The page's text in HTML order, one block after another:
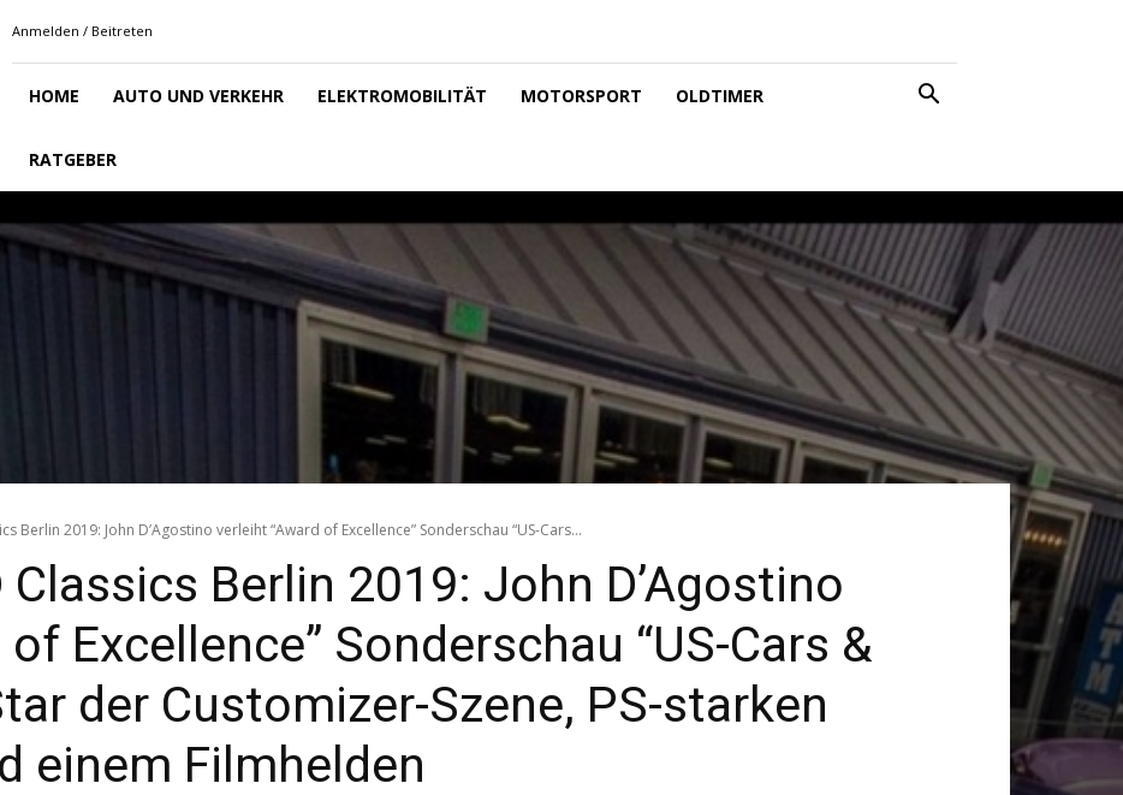
Anmelden / Beitreten
HOME AUTO UND VERKEHR ELEKTROMOBILITÄT MOTORSPORT OLDTIMER
RATGEBER
Berlin 2019: John D’Agostino verleiht “Award of Excellence” Sonderschau “US-Cars...
Classics Berlin 2019: John D’Agostino
Excellence” Sonderschau “US-Cars &
der Customizer-Szene, PS-starken
einem Filmhelden